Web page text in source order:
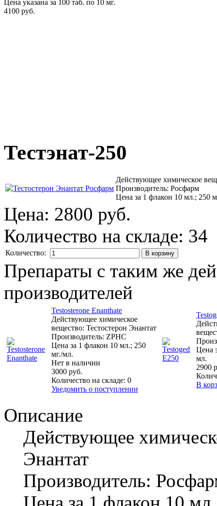
Цена указана за 100 таб. по 10 мг.
4100 руб.
Тестэнат-250
Действующее химическое
Производитель: Росфарм
Цена за 1 флакон 10 мл.; 250
Цена: 2800 руб.
Количество на складе: 34
Количество:
Препараты с таким же
производителей
Testosterone Enanthate
Действующее химическое
вещество: Тестостерон Энантат
Производитель: ZPHC
Цена за 1 флакон 10 мл.; 250
мг./мл.
Нет в наличии
3000 руб.
Количество на складе: 0
Уведомить о поступлении
Цена
мл.
2900
В
Описание
Действующее
Энантат
Производитель: